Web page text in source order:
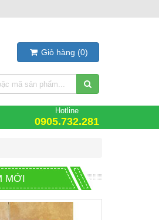
Giỏ hàng (0)
Hotline
0905.732.281
MỚI